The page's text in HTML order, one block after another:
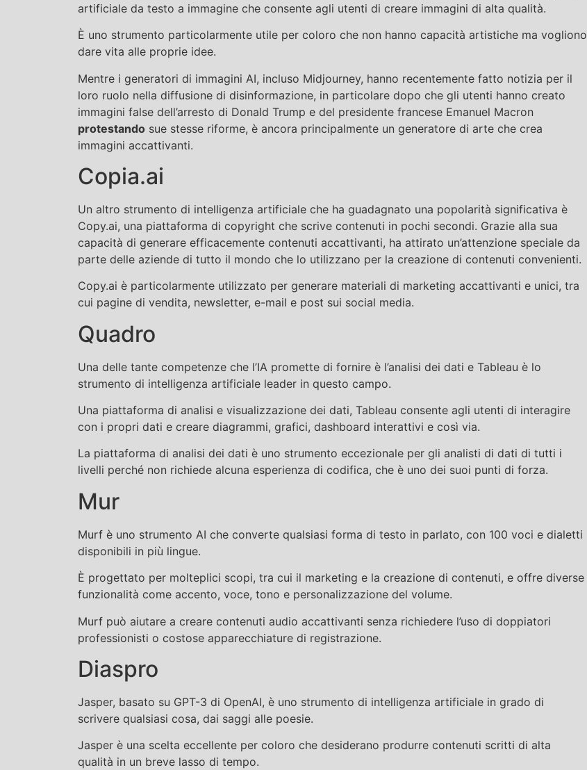
artificiale da testo a immagine che consente agli utenti di creare immagini di alta qualità.
È uno strumento particolarmente utile per coloro che non hanno capacità artistiche ma vogliono
dare vita alle proprie idee.
Mentre i generatori di immagini AI, incluso Midjourney, hanno recentemente fatto notizia per il
loro ruolo nella diffusione di disinformazione, in particolare dopo che gli utenti hanno creato
immagini false dell’arresto di Donald Trump e del presidente francese Emanuel Macron
protestando sue stesse riforme, è ancora principalmente un generatore di arte che crea
immagini accattivanti.
Copia.ai
Un altro strumento di intelligenza artificiale che ha guadagnato una popolarità significativa è
Copy.ai, una piattaforma di copyright che scrive contenuti in pochi secondi. Grazie alla sua
capacità di generare efficacemente contenuti accattivanti, ha attirato un’attenzione speciale da
parte delle aziende di tutto il mondo che lo utilizzano per la creazione di contenuti convenienti.
Copy.ai è particolarmente utilizzato per generare materiali di marketing accattivanti e unici, tra
cui pagine di vendita, newsletter, e-mail e post sui social media.
Quadro
Una delle tante competenze che l’IA promette di fornire è l’analisi dei dati e Tableau è lo
strumento di intelligenza artificiale leader in questo campo.
Una piattaforma di analisi e visualizzazione dei dati, Tableau consente agli utenti di interagire
con i propri dati e creare diagrammi, grafici, dashboard interattivi e così via.
La piattaforma di analisi dei dati è uno strumento eccezionale per gli analisti di dati di tutti i
livelli perché non richiede alcuna esperienza di codifica, che è uno dei suoi punti di forza.
Mur
Murf è uno strumento AI che converte qualsiasi forma di testo in parlato, con 100 voci e dialetti
disponibili in più lingue.
È progettato per molteplici scopi, tra cui il marketing e la creazione di contenuti, e offre diverse
funzionalità come accento, voce, tono e personalizzazione del volume.
Murf può aiutare a creare contenuti audio accattivanti senza richiedere l’uso di doppiatori
professionisti o costose apparecchiature di registrazione.
Diaspro
Jasper, basato su GPT-3 di OpenAI, è uno strumento di intelligenza artificiale in grado di
scrivere qualsiasi cosa, dai saggi alle poesie.
Jasper è una scelta eccellente per coloro che desiderano produrre contenuti scritti di alta
qualità in un breve lasso di tempo.